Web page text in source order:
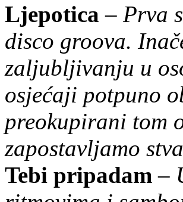
Ljepotica – Prva
disco groova.
zaljubljivanju u
osjećaji potpuno
preokupirani tom
zapostavljamo
Tebi pripadam –